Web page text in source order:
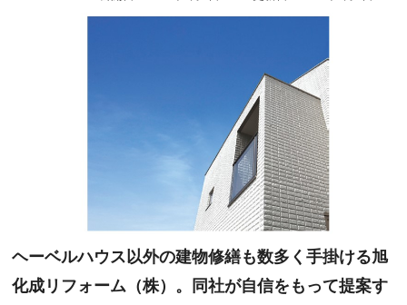
ヘーベルハウス以外の建物修繕も数多く手掛ける旭
化成リフォーム（株）。同社が自信をもって提案す